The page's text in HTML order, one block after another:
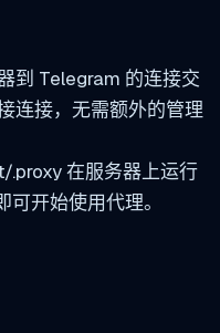
到 Telegram 的连接交
连接，无需额外的管理
.proxy在服务器上运行
开始使用代理。